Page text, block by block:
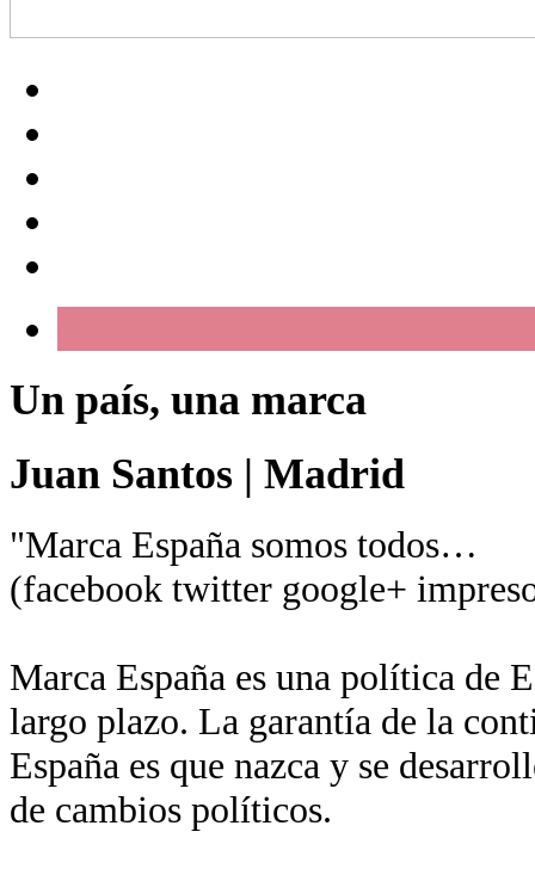
Un país, una marca
Juan Santos | Madrid
"Marca España somos todos…
(facebook twitter google+
Marca España es una política de
largo plazo. La garantía de la
España es que nazca y se
de cambios políticos.